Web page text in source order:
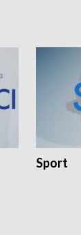
Sport